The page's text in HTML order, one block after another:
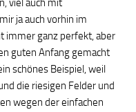
viel auch mit
ja auch vorhin im
immer ganz perfekt, aber
guten Anfang gemacht
schönes Beispiel, weil
die riesigen Felder und
wegen der einfachen